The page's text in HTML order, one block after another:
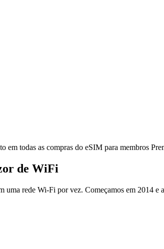
em todas as compras do eSIM para membros
de WiFi
uma rede Wi-Fi por vez. Começamos em 2014 e